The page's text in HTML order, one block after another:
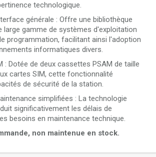
technologique.
générale : Offre une bibliothèque
large gamme de systèmes d'exploitation
programmation, facilitant ainsi l'adoption
informatiques divers.
: Dotée de deux cassettes PSAM de taille
cartes SIM, cette fonctionnalité
de sécurité de la station.
simplifiées : La technologie
significativement les délais de
besoins en maintenance technique.
non maintenue en stock.